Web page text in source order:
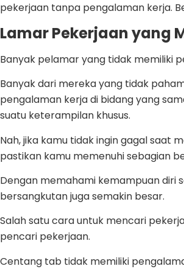
pekerjaan tanpa pengalaman kerja.
Lamar Pekerjaan yang
Banyak pelamar yang tidak memiliki
Banyak dari mereka yang tidak
pengalaman kerja di bidang yang
suatu keterampilan khusus.
Nah, jika kamu tidak ingin gagal saat
pastikan kamu memenuhi sebagian
Dengan memahami kemampuan diri
bersangkutan juga semakin besar.
Salah satu cara untuk mencari
pencari pekerjaan.
Centang tab tidak memiliki